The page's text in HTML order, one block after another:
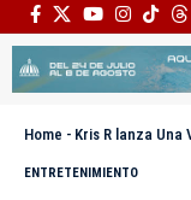
Home - Kris R lanza Una
ENTRETENIMIENTO